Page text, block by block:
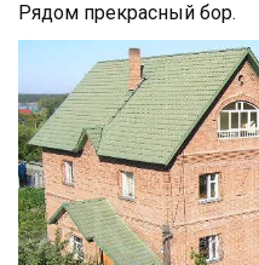
Рядом прекрасный бор.